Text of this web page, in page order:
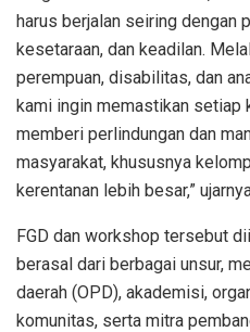
harus berjalan seiring dengan
kesetaraan, dan keadilan.
perempuan, disabilitas, dan
kami ingin memastikan setiap
memberi perlindungan dan
masyarakat, khususnya
kerentanan lebih besar,”
FGD dan workshop tersebut
berasal dari berbagai unsur,
daerah (OPD), akademisi,
komunitas, serta mitra